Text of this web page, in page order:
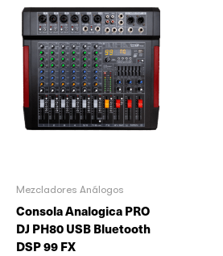
Mezcladores Análogos
Consola Analogica PRO
DJ PH80 USB Bluetooth
DSP 99 FX